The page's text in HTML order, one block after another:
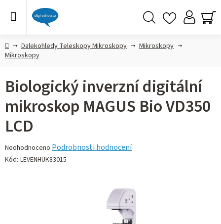
DomůDalekohledy Teleskopy Mikroskopy
Mikroskopy
Mikroskopy
Biologický inverzní digitální
mikroskop MAGUS Bio VD350
LCD
Průměrné
hodnocení
Neohodnoceno Podrobnosti hodnocení
Kód: LEVENHUK83015